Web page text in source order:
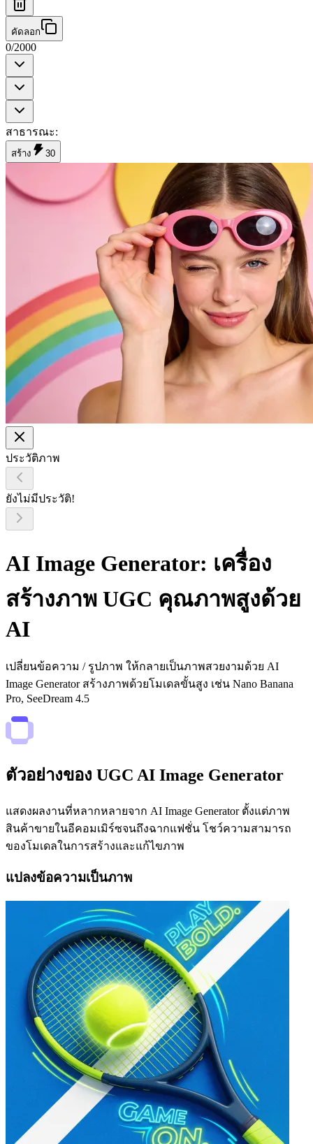
คัดลอก
0/2000
สาธารณะ:
สร้าง 30
ประวัติภาพ
ยังไม่มีประวัติ!
AI Image Generator: เครื่อง
สร้างภาพ UGC คุณภาพสูงด้วย
AI
เปลี่ยนข้อความ / รูปภาพ ให้กลายเป็นภาพสวยงามด้วย AI
Image Generator สร้างภาพด้วยโมเดลขั้นสูง เช่น Nano Banana
Pro, SeeDream 4.5
ตัวอย่างของ UGC AI Image Generator
แสดงผลงานที่หลากหลายจาก AI Image Generator ตั้งแต่ภาพ
สินค้าขายในอีคอมเมิร์ซจนถึงฉากแฟชั่น โชว์ความสามารถ
ของโมเดลในการสร้างและแก้ไขภาพ
แปลงข้อความเป็นภาพ